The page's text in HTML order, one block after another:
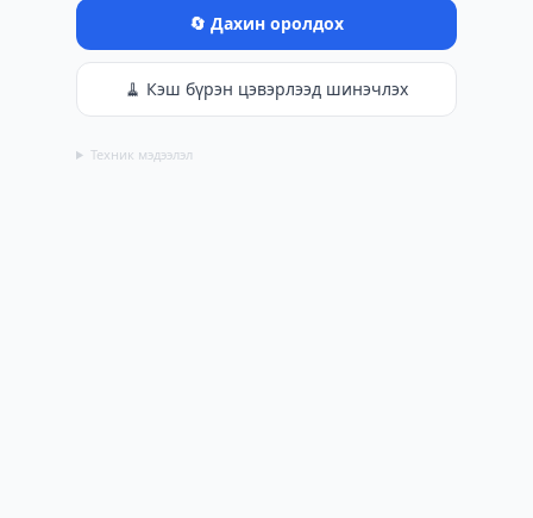
🔄 Дахин оролдох
🧹 Кэш бүрэн цэвэрлээд шинэчлэх
Техник мэдээлэл